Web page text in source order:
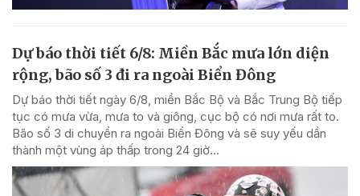
Dự báo thời tiết 6/8: Miền Bắc mưa lớn diện
rộng, bão số 3 đi ra ngoài Biển Đông
Dự báo thời tiết ngày 6/8, miền Bắc Bộ và Bắc Trung Bộ tiếp
tục có mưa vừa, mưa to và giông, cục bộ có nơi mưa rất to.
Bão số 3 di chuyển ra ngoài Biển Đông và sẽ suy yếu dần
thành một vùng áp thấp trong 24 giờ...